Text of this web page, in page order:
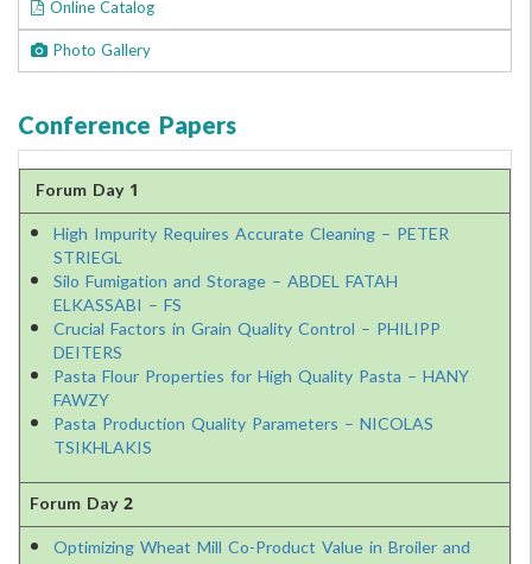
Online Catalog
Photo Gallery
Conference Papers
Forum Day 1
High Impurity Requires Accurate Cleaning – PETER
Silo Fumigation and Storage – ABDEL FATAH
ELKASSABI – FS
Crucial Factors in Grain Quality Control – PHILIPP
Pasta Flour Properties for High Quality Pasta –
Pasta Production Quality Parameters – NICOLAS
TSIKHLAKIS
Forum Day 2
Optimizing Wheat Mill Co-Product Value in Broiler